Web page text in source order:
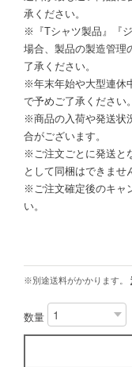
承ください。
※『Tシャツ製品』『
場合、製品の製造管理
了承ください。
※年末年始や大型連休
で予めご了承ください。
※商品の入荷や発送状
合がございます。
※ご注文ごとに発送と
として同梱はできませ
※ご注文確定後のキャ
い。
※別途送料がかかります。
数量